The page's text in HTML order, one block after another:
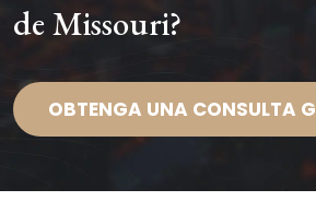
de Missouri?
OBTENGA UNA CONSULTA